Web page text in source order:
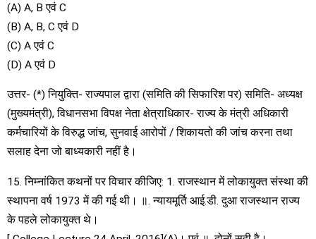
(A) A, B एवं C
(B) A, B, C एवं D
(C) A एवं C
(D) A एवं D
उत्तर- (*) नियुक्ति- राज्यपाल द्वारा (समिति की सिफारिश पर) समिति- अध्यक्ष
(मुख्यमंत्री), विधानसभा विपक्ष नेता क्षेत्राधिकार- राज्य के मंत्री अधिकारी
कर्मचारियों के विरुद्ध जांच, सुनवाई आरोपों / शिकायतो की जांच करना तथा
सलाह देना जो बाध्यकारी नहीं है।
15. निम्नांकित कथनों पर विचार कीजिए: 1. राजस्थान में लोकायुक्त संस्था की
स्थापना वर्ष 1973 में की गई थी। ॥. न्यायमूर्ति आई.डी. दुआ राजस्थान राज्य
के पहले लोकायुक्त थे।